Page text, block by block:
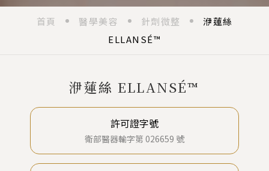
首頁 / 醫學美容 / 針劑微整 /
洢蓮絲
ELLANSÉ™
洢蓮絲 ELLANSÉ™
許可證字號
衛部醫器輸字第 026659 號